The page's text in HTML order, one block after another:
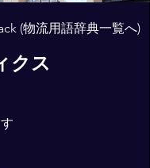
(物流用語辞典一覧へ)
クス